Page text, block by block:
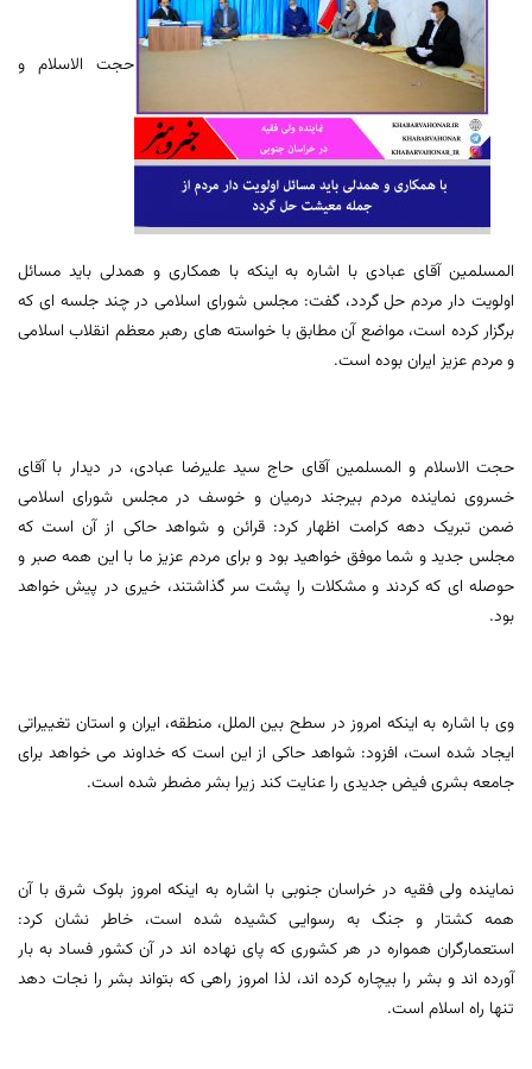
حجت الاسلام و
المسلمین آقای عبادی با اشاره به اینکه با همکاری و همدلی باید مسائل
اولویت دار مردم حل گردد، گفت: مجلس شورای اسلامی در چند جلسه ای که
برگزار کرده است، مواضع آن مطابق با خواسته های رهبر معظم انقلاب اسلامی
و مردم عزیز ایران بوده است.
حجت الاسلام و المسلمین آقای حاج سید علیرضا عبادی، در دیدار با آقای
خسروی نماینده مردم بیرجند درمیان و خوسف در مجلس شورای اسلامی
ضمن تبریک دهه کرامت اظهار کرد: قرائن و شواهد حاکی از آن است که
مجلس جدید و شما موفق خواهید بود و برای مردم عزیز ما با این همه صبر و
حوصله ای که کردند و مشکلات را پشت سر گذاشتند، خیری در پیش خواهد
بود.
وی با اشاره به اینکه امروز در سطح بین الملل، منطقه، ایران و استان تغییراتی
ایجاد شده است، افزود: شواهد حاکی از این است که خداوند می خواهد برای
جامعه بشری فیض جدیدی را عنایت کند زیرا بشر مضطر شده است.
نماینده ولی فقیه در خراسان جنوبی با اشاره به اینکه امروز بلوک شرق با آن
همه کشتار و جنگ به رسوایی کشیده شده است، خاطر نشان کرد:
استعمارگران همواره در هر کشوری که پای نهاده اند در آن کشور فساد به بار
آورده اند و بشر را بیچاره کرده اند، لذا امروز راهی که بتواند بشر را نجات دهد
تنها راه اسلام است.